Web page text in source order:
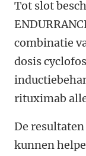
Tot slot
combinatie
dosis
rituximab
De
kunnen